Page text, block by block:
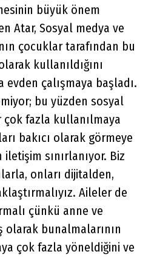
büyük önem
Atar, Sosyal medya ve
çocuklar tarafından bu
kullanıldığını
çalışmaya başladı.
bu yüzden sosyal
fazla kullanılmaya
bakıcı olarak görmeye
sınırlanıyor. Biz
onları dijitalden,
Aileler de
çünkü anne ve
olarak bunalmalarının
çok fazla yöneldiğini ve